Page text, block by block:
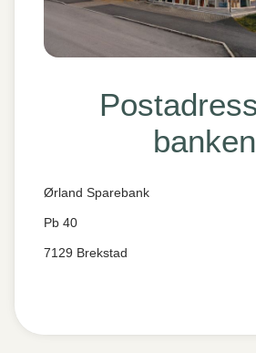
banken
Ørland Sparebank
Pb 40
7129 Brekstad